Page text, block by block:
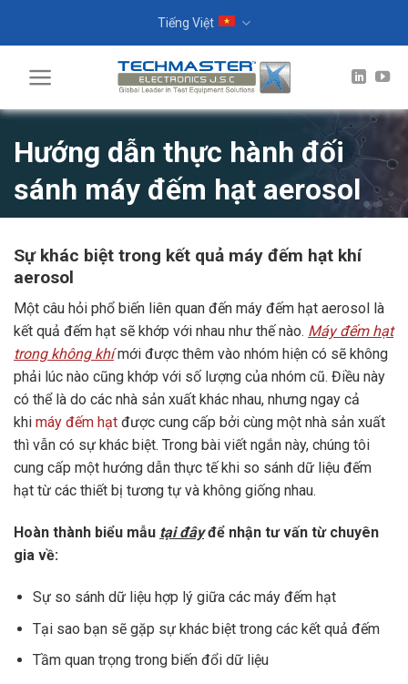
Tiếng Việt
Hướng dẫn thực hành đối
sánh máy đếm hạt aerosol
Sự khác biệt trong kết quả máy đếm hạt khí
aerosol
Một câu hỏi phổ biến liên quan đến máy đếm hạt aerosol là
kết quả đếm hạt sẽ khớp với nhau như thế nào. Máy đếm hạt
trong không khímới được thêm vào nhóm hiện có sẽ không
phải lúc nào cũng khớp với số lượng của nhóm cũ. Điều này
có thể là do các nhà sản xuất khác nhau, nhưng ngay cả
khi máy đếm hạt được cung cấp bởi cùng một nhà sản xuất
thì vẫn có sự khác biệt. Trong bài viết ngắn này, chúng tôi
cung cấp một hướng dẫn thực tế khi so sánh dữ liệu đếm
hạt từ các thiết bị tương tự và không giống nhau.
Hoàn thành biểu mẫu tại đâyđể nhận tư vấn từ chuyên
gia về:
Sự so sánh dữ liệu hợp lý giữa các máy đếm hạt
Tại sao bạn sẽ gặp sự khác biệt trong các kết quả đếm
Tầm quan trọng trong biến đổi dữ liệu